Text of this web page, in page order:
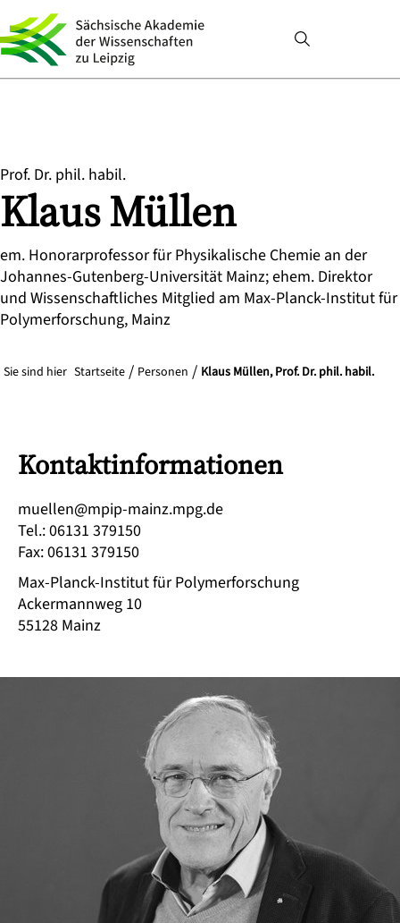
Prof. Dr. phil. habil.
KlausMüllen
em. Honorarprofessor für Physikalische Chemie an der
Johannes-Gutenberg-Universität Mainz; ehem. Direktor
und Wissenschaftliches Mitglied am Max-Planck-Institut für
Polymerforschung, Mainz
Sie sind hier Startseite Personen Klaus Müllen, Prof. Dr. phil. habil.
Kontaktinformationen
ed.gpm.zniam-pipm@nelleum
Tel.:06131 379150
Fax:06131 379150
Max-Planck-Institut für Polymerforschung
Ackermannweg 10
55128 Mainz